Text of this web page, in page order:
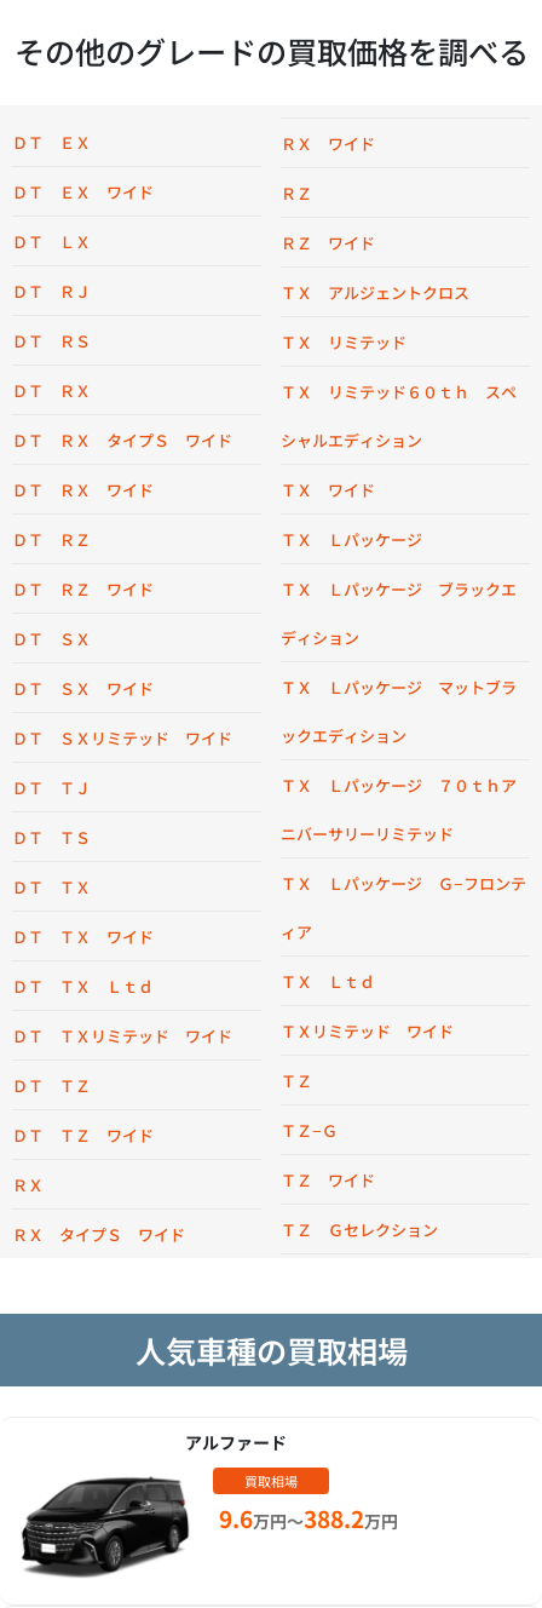
その他のグレードの買取価格を調べる
ＤＴ ＥＸ
ＤＴ ＥＸ ワイド
ＤＴ ＬＸ
ＤＴ ＲＪ
ＤＴ ＲＳ
ＤＴ ＲＸ
ＤＴ ＲＸ タイプＳ ワイド
ＤＴ ＲＸ ワイド
ＤＴ ＲＺ
ＤＴ ＲＺ ワイド
ＤＴ ＳＸ
ＤＴ ＳＸ ワイド
ＤＴ ＳＸリミテッド ワイド
ＤＴ ＴＪ
ＤＴ ＴＳ
ＤＴ ＴＸ
ＤＴ ＴＸ ワイド
ＤＴ ＴＸ Ｌｔｄ
ＤＴ ＴＸリミテッド ワイド
ＤＴ ＴＺ
ＤＴ ＴＺ ワイド
ＲＸ
ＲＸ タイプＳ ワイド
ＲＸ ワイド
ＲＺ
ＲＺ ワイド
ＴＸ アルジェントクロス
ＴＸ リミテッド
ＴＸ リミテッド６０ｔｈ スペ
シャルエディション
ＴＸ ワイド
ＴＸ Ｌパッケージ
ＴＸ Ｌパッケージ ブラックエ
ディション
ＴＸ Ｌパッケージ マットブラ
ックエディション
ＴＸ Ｌパッケージ ７０ｔｈア
ニバーサリーリミテッド
ＴＸ Ｌパッケージ Ｇ−フロンテ
ィア
ＴＸ Ｌｔｄ
ＴＸリミテッド ワイド
ＴＺ
ＴＺ−Ｇ
ＴＺ ワイド
ＴＺ Ｇセレクション
人気車種の買取相場
アルファード
買取相場
9.6万円～388.2万円